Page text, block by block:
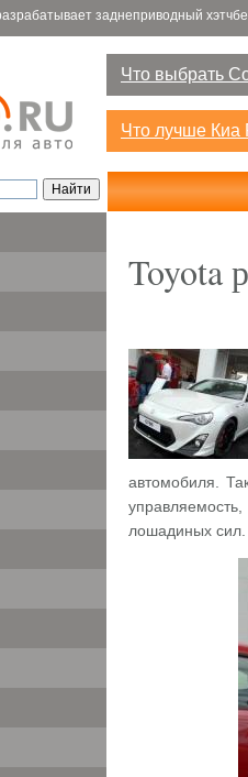
заднеприводный
Что выбрать
Что лучше Киа
Toyota
автомобиля.
лошадиных сил.